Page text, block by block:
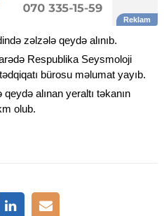
zəlzələ qeydə alınıb.
Respublika Seysmoloji
bürosu məlumat yayıb.
alınan yeraltı təkanın
olub.